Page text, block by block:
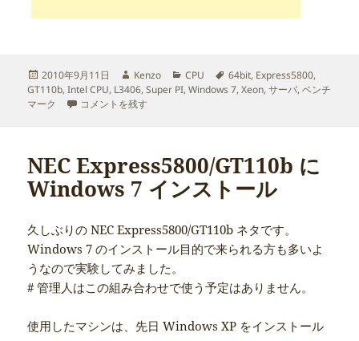
投
稿
日:
2010年9月11日
作
成
者
Kenzo
カ
テ
CPU
タ
グ
64bit, Express5800,
GT110b,Intel CPU, L3406,Super PI,Windows 7,Xeon,サーバ,ベンチ
マーク
Xeon L3406 のベンチマークテスト[Win7 64bit編] に
コメントを残す
NEC Express5800/GT110b に
Windows 7 インストール
久しぶりの NEC Express5800/GT110b ネタです。
Windows 7 のインストール目的で来られる方も多いよ
うなので実験してみました。
# 管理人はこの組み合わせで使う予定はありません。
使用したマシンは、先日 Windows XP をインストール